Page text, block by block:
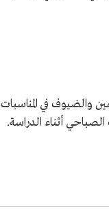
والضيوف في المناسبات
أثناء الدراسة.